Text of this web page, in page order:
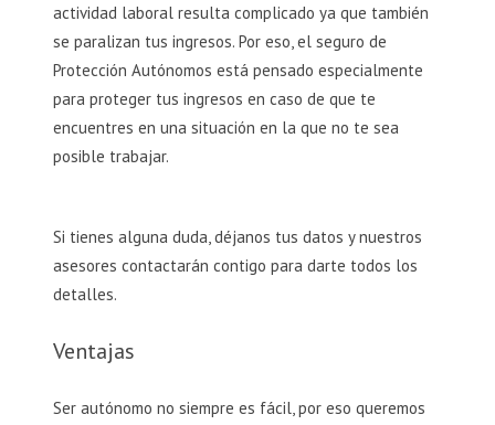
actividad laboral resulta complicado ya que también
se paralizan tus ingresos. Por eso, el seguro de
Protección Autónomos está pensado especialmente
para proteger tus ingresos en caso de que te
encuentres en una situación en la que no te sea
posible trabajar.
Si tienes alguna duda, déjanos tus datos y nuestros
asesores contactarán contigo para darte todos los
detalles.
Ventajas
Ser autónomo no siempre es fácil, por eso queremos